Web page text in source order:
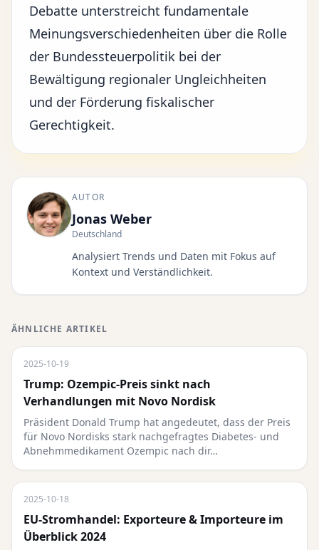
Debatte unterstreicht fundamentale
Meinungsverschiedenheiten über die Rolle
der Bundessteuerpolitik bei der
Bewältigung regionaler Ungleichheiten
und der Förderung fiskalischer
Gerechtigkeit.
AUTOR
Jonas Weber
Deutschland
Analysiert Trends und Daten mit Fokus auf
Kontext und Verständlichkeit.
ÄHNLICHE ARTIKEL
2025-10-19
Trump: Ozempic-Preis sinkt nach
Verhandlungen mit Novo Nordisk
Präsident Donald Trump hat angedeutet, dass der Preis
für Novo Nordisks stark nachgefragtes Diabetes- und
Abnehmmedikament Ozempic nach dir…
2025-10-18
EU-Stromhandel: Exporteure & Importeure im
Überblick 2024